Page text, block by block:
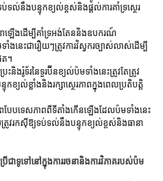
ប់ទល់នឹងបន្ទុកខ្យល់ខ្ពស់និងផ្តល់ការគាំទ្រស្ថេរ
ាឡើងដើម្បីគាំទ្រអង់តែននិងឧបករណ៍
ងនេះជារឿយៗត្រូវការវិស្វករច្បាស់លាស់ដើម្បី
ត។
ះនិងរ៉ូទ័រនៃទួរប៊ីនខ្យល់ប៉មទាំងនេះត្រូវតែត្រូវ
ខ្យល់ខ្លាំងនិងរក្សាស្ថេរភាពក្នុងពេលប្រតិបត្តិ
បែបទេសភាពពីទីតាំងកើនឡើងដែលប៉មទាំងនេះ
ត្រូវរកស៊ីឱ្យទប់ទល់នឹងបន្ទុកខ្យល់ខ្ពស់និងធានា
រើជាទូទៅនៅក្នុងការរចនានិងការវិភាគរបស់ប៉ម